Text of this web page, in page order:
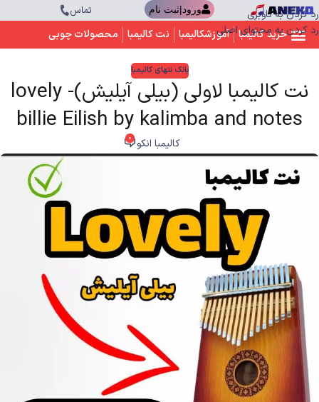
رد کردن به ناوبری
رد کردن به محتوای اصلی
ورود|ثبت نام تماس
خرید کالیمبا آموزشکالیمبا نت کالیمبا محصولات چوبی
بانک نتهای کالیمبا
نت کالیمبا لاولی (بیلی آیلیش)- lovely
billie Eilish by kalimba and notes
کالیمبا انکو 0